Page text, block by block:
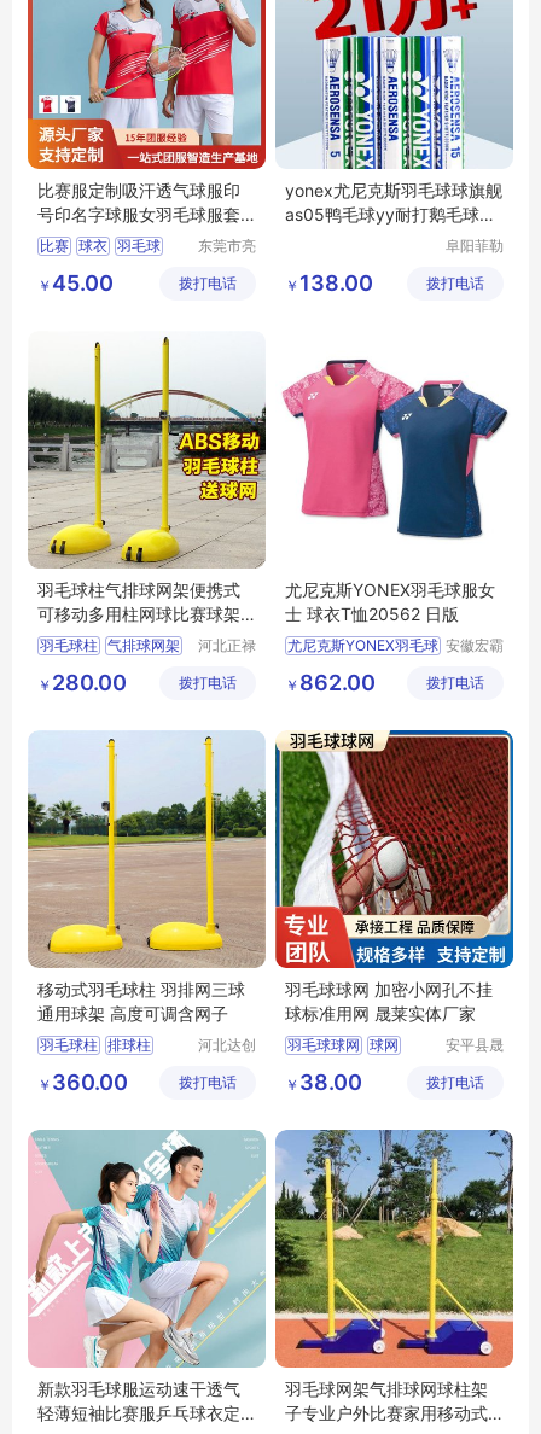
比赛服定制吸汗透气球服印
号印名字球服女羽毛球服套
装女款
比赛 球衣 羽毛球
东莞市亮
限公司
￥ 45.00 拨打电话
yonex尤尼克斯羽毛球球旗舰
as05鸭毛球yy耐打鹅毛球AS
阜阳菲勒
公司
￥ 138.00 拨打电话
羽毛球柱气排球网架便携式
可移动多用柱网球比赛球架
正禄
羽毛球柱 气排球网架
可移动网球柱
河北正禄
制造有限
￥ 280.00 拨打电话
尤尼克斯YONEX羽毛球服女
士 球衣T恤20562 日版
尤尼克斯YONEX羽毛球 安徽宏霸
有限公司
￥ 862.00 拨打电话
移动式羽毛球柱 羽排网三球
通用球架 高度可调含网子
羽毛球柱 排球柱
移动式羽毛球柱
河北达创
有限公司
￥ 360.00 拨打电话
羽毛球球网 加密小网孔不挂
球标准用网 晟莱实体厂家
羽毛球球网 球网
安平县晟
造有限公
￥ 38.00 拨打电话
新款羽毛球服运动速干透气
轻薄短袖比赛服乒乓球衣定
羽毛球网架气排球网球柱架
子专业户外比赛家用移动式